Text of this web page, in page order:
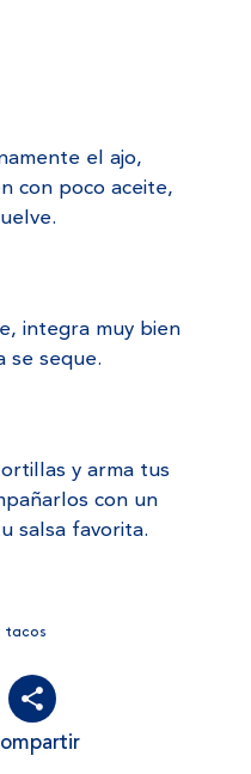
el ajo,
con poco aceite,
integra muy bien
se seque.
y arma tus
con un
salsa favorita.
tacos